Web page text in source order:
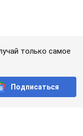
только самое
Подписаться